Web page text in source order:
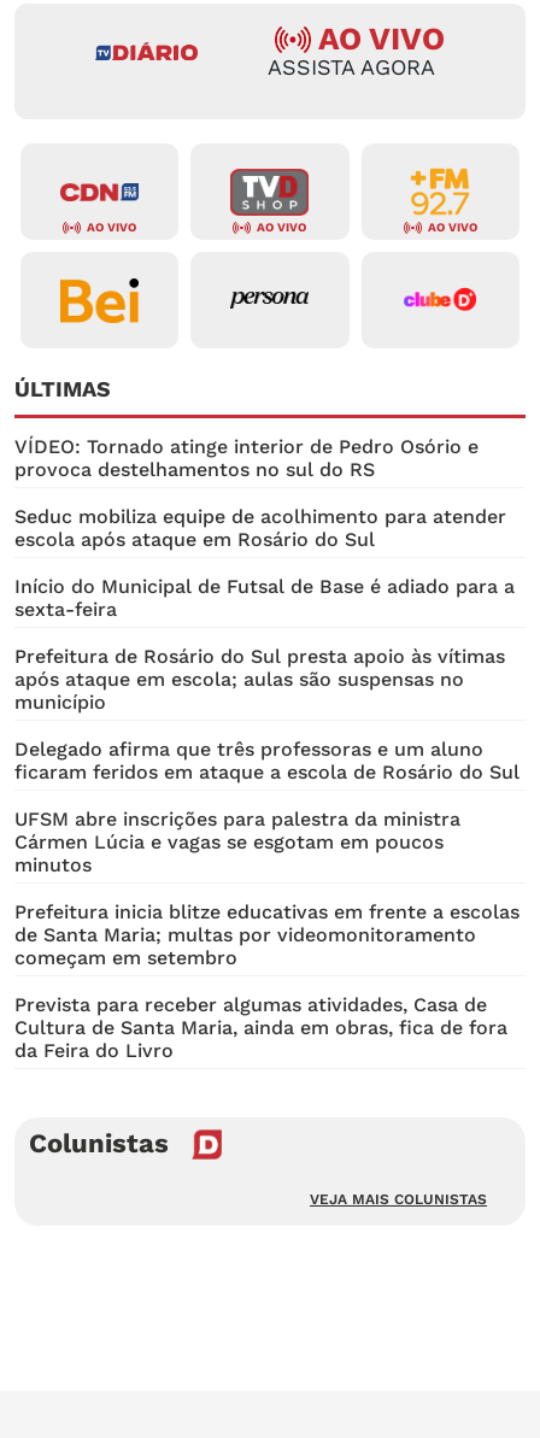
AO VIVO
ASSISTA AGORA
AO VIVO AO VIVO AO VIVO
ÚLTIMAS
VÍDEO: Tornado atinge interior de Pedro Osório e
provoca destelhamentos no sul do RS
Seduc mobiliza equipe de acolhimento para atender
escola após ataque em Rosário do Sul
Início do Municipal de Futsal de Base é adiado para a
sexta-feira
Prefeitura de Rosário do Sul presta apoio às vítimas
após ataque em escola; aulas são suspensas no
município
Delegado afirma que três professoras e um aluno
ficaram feridos em ataque a escola de Rosário do Sul
UFSM abre inscrições para palestra da ministra
Cármen Lúcia e vagas se esgotam em poucos
minutos
Prefeitura inicia blitze educativas em frente a escolas
de Santa Maria; multas por videomonitoramento
começam em setembro
Prevista para receber algumas atividades, Casa de
Cultura de Santa Maria, ainda em obras, fica de fora
da Feira do Livro
Colunistas
VEJA MAIS COLUNISTAS